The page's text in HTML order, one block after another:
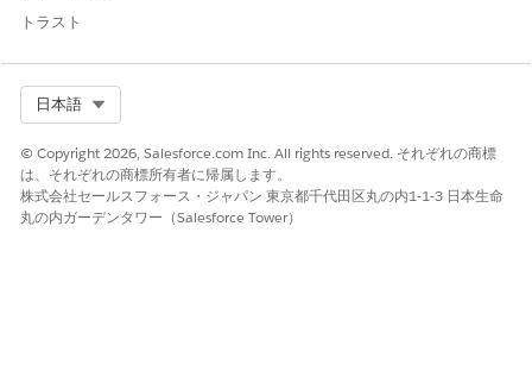
Status (状況): この列には、候補者が指定された条件を満
表示されます。
一致参照: この列には、システムが条件に一致した参照レ
コードへのリンクが表示されます。
異なるバージョンの評価結果を確認するには、[評価バージョ
ン]オプションからバージョンを選択します。
トラスト
日本語
© Copyright 2026, Salesforce.com Inc. All rights reserved. それぞれの商標
は、それぞれの商標所有者に帰属します。
株式会社セールスフォース・ジャパン 東京都千代田区丸の内1-1-3 日本生命
丸の内ガーデンタワー（Salesforce Tower）